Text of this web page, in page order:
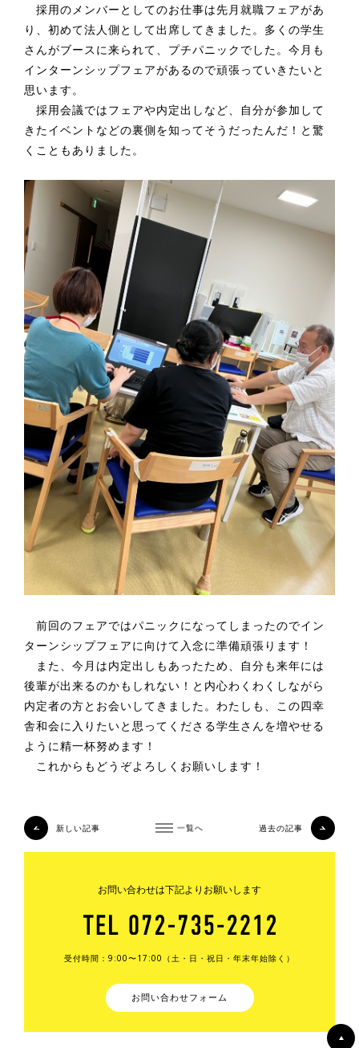
採用のメンバーとしてのお仕事は先月就職フェアがあ
り、初めて法人側として出席してきました。多くの学生
さんがブースに来られて、プチパニックでした。今月も
インターンシップフェアがあるので頑張っていきたいと
思います。
採用会議ではフェアや内定出しなど、自分が参加して
きたイベントなどの裏側を知ってそうだったんだ！と驚
くこともありました。
前回のフェアではパニックになってしまったのでイン
ターンシップフェアに向けて入念に準備頑張ります！
また、今月は内定出しもあったため、自分も来年には
後輩が出来るのかもしれない！と内心わくわくしながら
内定者の方とお会いしてきました。わたしも、この四幸
舎和会に入りたいと思ってくださる学生さんを増やせる
ように精一杯努めます！
これからもどうぞよろしくお願いします！
一覧へ
新しい記事 過去の記事
お問い合わせは下記よりお願いします
受付時間：9:00〜17:00（土・日・祝日・年末年始除く）
お問い合わせフォーム